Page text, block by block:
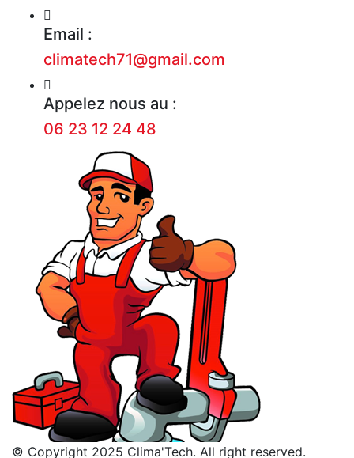
Email :
climatech71@gmail.com
Appelez nous au :
06 23 12 24 48
© Copyright 2025 Clima'Tech. All right reserved.